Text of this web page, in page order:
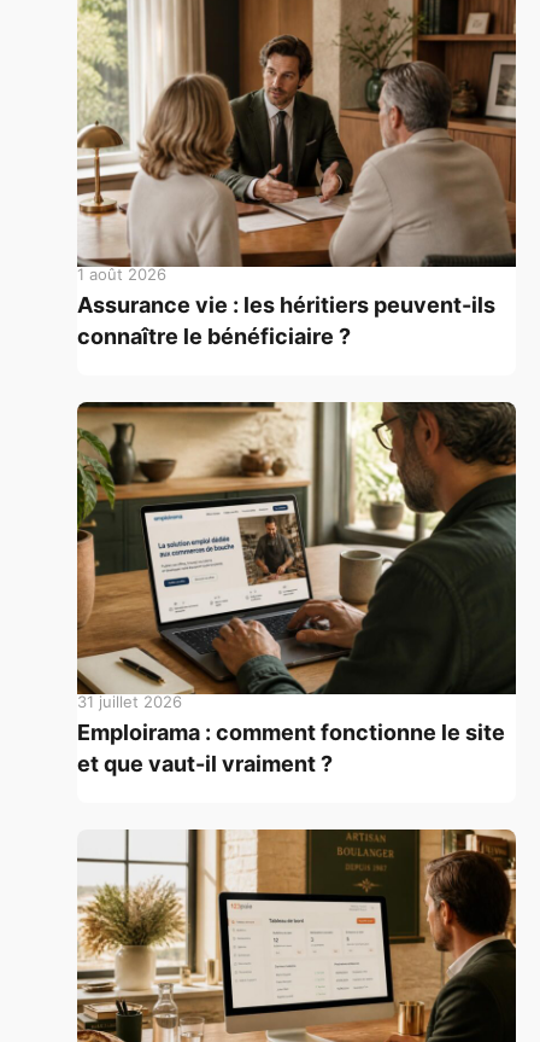
1 août 2026
Assurance vie : les héritiers peuvent-ils
connaître le bénéficiaire ?
31 juillet 2026
Emploirama : comment fonctionne le site
et que vaut-il vraiment ?